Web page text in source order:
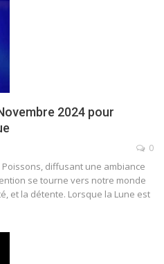
2024 pour
0
diffusant une ambiance
se tourne vers notre monde
et la détente. Lorsque la Lune est